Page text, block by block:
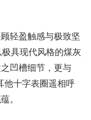
轻盈触感与极致坚
具现代风格的煤灰
凹槽细节，更与
他十字表圈遥相呼
。